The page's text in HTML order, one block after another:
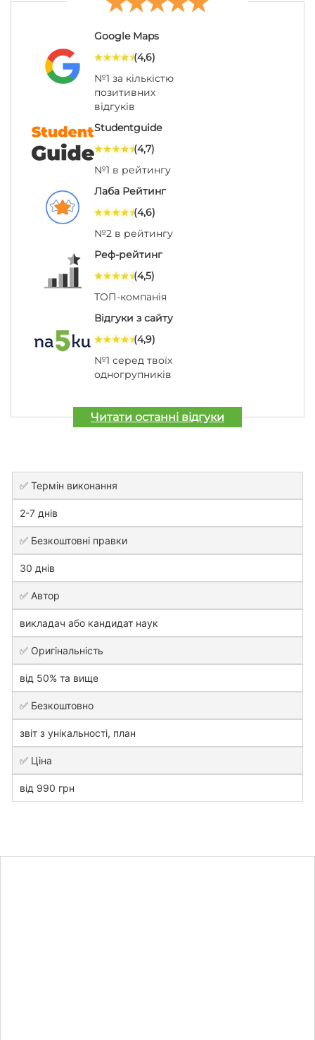
Google Maps
(4,6)
№1 за кількістю
позитивних
відгуків
Studentguide
(4,7)
№1 в рейтингу
Лаба Рейтинг
(4,6)
№2 в рейтингу
Реф-рейтинг
(4,5)
ТОП-компанія
Відгуки з сайту
(4,9)
№1 серед твоїх
одногрупників
Читати останні відгуки
✅ Термін виконання
2-7 днів
✅ Безкоштовні правки
30 днів
✅ Автор
викладач або кандидат наук
✅ Оригінальність
від 50% та вище
✅ Безкоштовно
звіт з унікальності, план
✅ Ціна
від 990 грн